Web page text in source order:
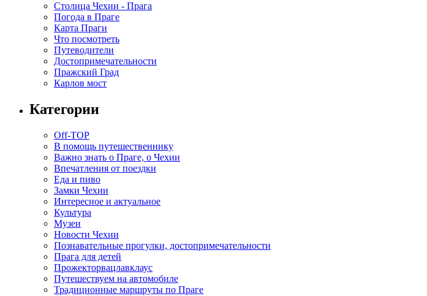
Столица Чехии - Прага
Погода в Праге
Карта Праги
Что посмотреть
Путеводители
Достопримечательности
Пражский Град
Карлов мост
Категории
Off-TOP
В помощь путешественнику
Важно знать о Праге, о Чехии
Впечатления от поездки
Еда и пиво
Замки Чехии
Интересное и актуальное
Культура
Музеи
Новости Чехии
Познавательные прогулки, достопримечательности
Прага для детей
Прожекторвацлавклаус
Путешествуем на автомобиле
Традиционные маршруты по Праге